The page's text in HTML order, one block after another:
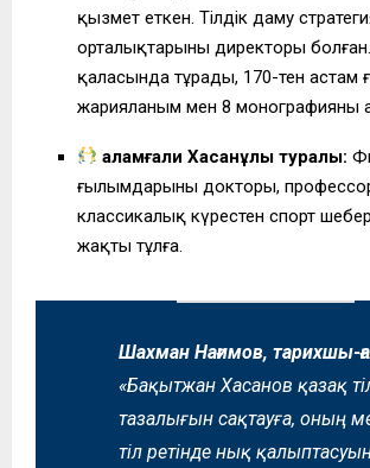
қызмет еткен. Тілдік даму
орталықтарының директоры
қаласында тұрады, 170-тен астам
жарияланым мен 8 монографияның
Қаламғали Хасанұлы туралы:
ғылымдарының докторы,
классикалық күрестен спорт
жақты тұлға.
Шахман Нағимов, тарихшы-
«Бақытжан Хасанов қазақ
тазалығын сақтауға, оның
тіл ретінде нық